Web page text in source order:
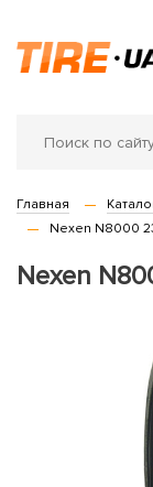
Главная
Nexen N8000
Nexen